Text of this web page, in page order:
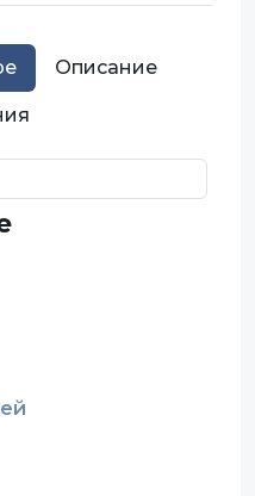
Описание